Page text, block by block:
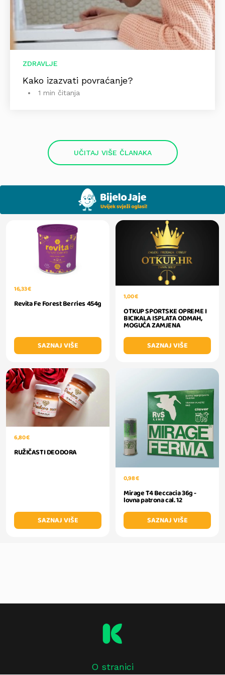
ZDRAVLJE
Kako izazvati povraćanje?
1 min čitanja
UČITAJ VIŠE ČLANAKA
16,33 €
Revita Fe Forest Berries 454g
SAZNAJ VIŠE
1,00 €
OTKUP SPORTSKE OPREME I
BICIKALA ISPLATA ODMAH,
MOGUĆA ZAMJENA
SAZNAJ VIŠE
6,80 €
RUŽIČASTI DEODORA
SAZNAJ VIŠE
0,98 €
Mirage T4 Beccacia 36g -
lovna patrona cal. 12
SAZNAJ VIŠE
O stranici